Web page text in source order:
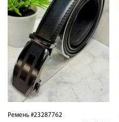
Ремень #23287762